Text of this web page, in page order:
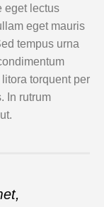
eget lectus
eget mauris
tempus urna
torquent per
In rutrum